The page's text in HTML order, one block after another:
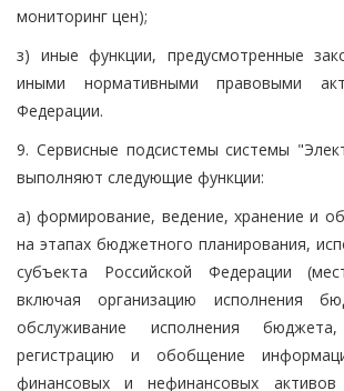
мониторинг цен);
з) иные функции, предусмотренные
иными нормативными правовыми
Федерации.
9. Сервисные подсистемы системы
выполняют следующие функции:
а) формирование, ведение, хранение и
на этапах бюджетного планирования,
субъекта Российской Федерации
включая организацию исполнения
обслуживание исполнения
регистрацию и обобщение
финансовых и нефинансовых активов